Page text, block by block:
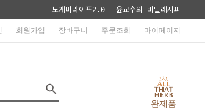
노케미라이프2.0 윤교수의 비밀레시피
회원가입 장바구니 주문조회 마이페이지
완제품